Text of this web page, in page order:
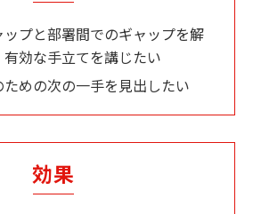
プと部署間でのギャップを解
効な手立てを講じたい
めの次の一手を見出したい
効果